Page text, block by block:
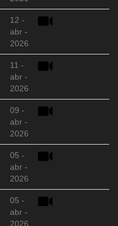
12 -
abr -
2026
11 -
abr -
2026
09 -
abr -
2026
05 -
abr -
2026
05 -
abr -
2026